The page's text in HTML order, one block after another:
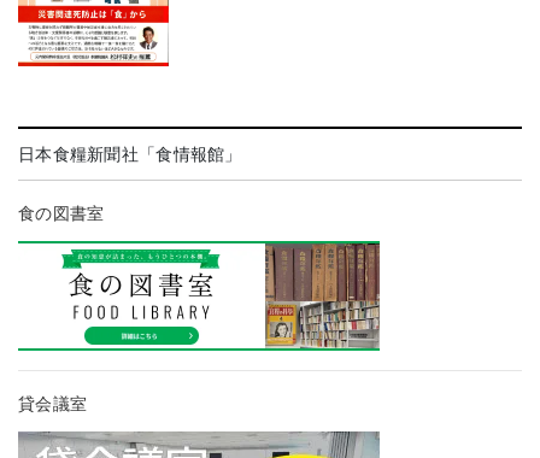
日本食糧新聞社「食情報館」
食の図書室
貸会議室